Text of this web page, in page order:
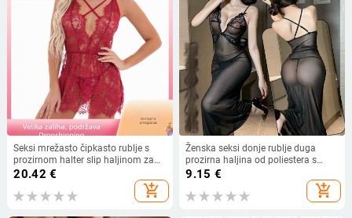
Seksi mrežasto čipkasto rublje s
prozirnom halter slip haljinom za
kućnu uporabu
20.42 €
add_shopping_cart
Ženska seksi donje rublje duga
prozirna haljina od poliestera s
mrežastim materijalom 90–95%
vlakna uloga sladak djevojački stil
9.15 €
add_shopping_cart